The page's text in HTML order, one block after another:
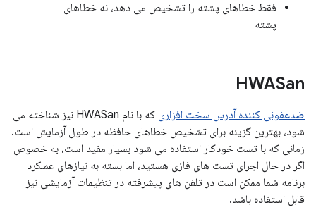
فقط خطاهای پشته را تشخیص می دهد، نه خطاهای
پشته
HWASan
ضدعفونی کننده آدرس سخت افزاری
که با نام HWASan نیز شناخته می
شود، بهترین گزینه برای تشخیص خطاهای حافظه در طول آزمایش است.
زمانی که با تست خودکار استفاده می شود بسیار مفید است، به خصوص
اگر در حال اجرای تست های فازی هستید، اما بسته به نیازهای عملکرد
برنامه شما ممکن است در تلفن های پیشرفته در تنظیمات آزمایشی نیز
قابل استفاده باشد.